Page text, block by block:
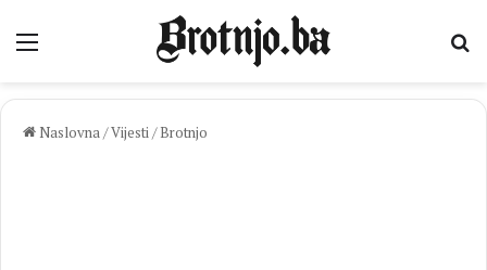
Izbornik
Naslovna/Vijesti/ Brotnjo